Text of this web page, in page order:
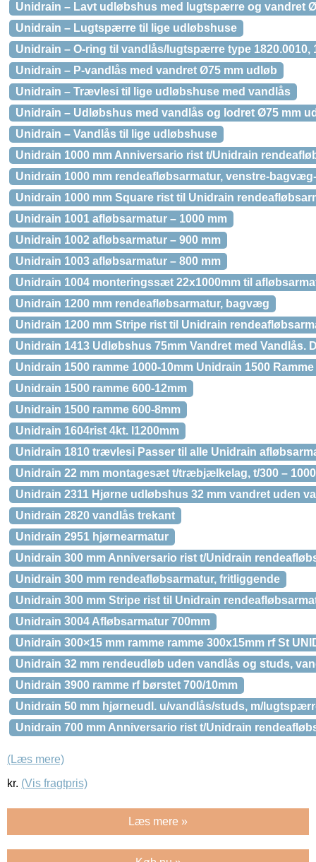
Unidrain – Lavt udløbshus med lugtspærre og vandret
Unidrain – Lugtspærre til lige udløbshuse
Unidrain – O-ring til vandlås/lugtspærre type 1820.0010,
Unidrain – P-vandlås med vandret Ø75 mm udløb
Unidrain – Trævlesi til lige udløbshuse med vandlås
Unidrain – Udløbshus med vandlås og lodret Ø75 mm
Unidrain – Vandlås til lige udløbshuse
Unidrain 1000 mm Anniversario rist t/Unidrain
Unidrain 1000 mm rendeafløbsarmatur, venstre-
Unidrain 1000 mm Square rist til Unidrain
Unidrain 1001 afløbsarmatur – 1000 mm
Unidrain 1002 afløbsarmatur – 900 mm
Unidrain 1003 afløbsarmatur – 800 mm
Unidrain 1004 monteringssæt 22x1000mm til
Unidrain 1200 mm rendeafløbsarmatur, bagvæg
Unidrain 1200 mm Stripe rist til Unidrain
Unidrain 1413 Udløbshus 75mm Vandret med Vandlås.
Unidrain 1500 ramme 1000-10mm Unidrain 1500 Ramme
Unidrain 1500 ramme 600-12mm
Unidrain 1500 ramme 600-8mm
Unidrain 1604rist 4kt. l1200mm
Unidrain 1810 trævlesi Passer til alle Unidrain
Unidrain 22 mm montagesæt t/træbjælkelag, t/300 –
Unidrain 2311 Hjørne udløbshus 32 mm vandret uden
Unidrain 2820 vandlås trekant
Unidrain 2951 hjørnearmatur
Unidrain 300 mm Anniversario rist t/Unidrain
Unidrain 300 mm rendeafløbsarmatur, fritliggende
Unidrain 300 mm Stripe rist til Unidrain
Unidrain 3004 Afløbsarmatur 700mm
Unidrain 300×15 mm ramme ramme 300x15mm rf St
Unidrain 32 mm rendeudløb uden vandlås og studs,
Unidrain 3900 ramme rf børstet 700/10mm
Unidrain 50 mm hjørneudl. u/vandlås/studs, m/
Unidrain 700 mm Anniversario rist t/Unidrain
(Læs mere)
kr. (Vis fragtpris)
Læs mere »